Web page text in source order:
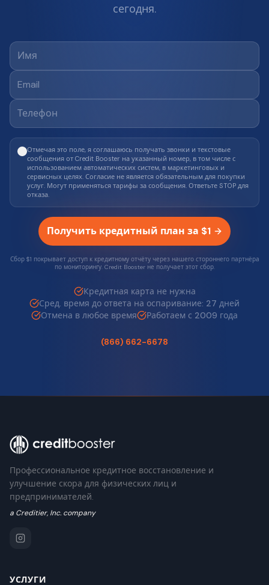
сегодня.
Отмечая это поле, я соглашаюсь получать звонки и текстовые
сообщения от Credit Booster на указанный номер, в том числе с
использованием автоматических систем, в маркетинговых и
сервисных целях. Согласие не является обязательным для покупки
услуг. Могут применяться тарифы за сообщения. Ответьте STOP для
отказа.
Получить кредитный план за $1
Сбор $1 покрывает доступ к кредитному отчёту через нашего стороннего партнёра
по мониторингу. Credit Booster не получает этот сбор.
Кредитная карта не нужна
Сред. время до ответа на оспаривание: 27 дней
Отмена в любое время
Работаем с 2009 года
(866) 662-6678
Профессиональное кредитное восстановление и
улучшение скора для физических лиц и
предпринимателей.
a Creditier, Inc. company
УСЛУГИ